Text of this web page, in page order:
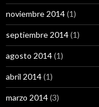
noviembre 2014(1)
septiembre 2014(1)
agosto 2014(1)
abril 2014(1)
marzo 2014(3)